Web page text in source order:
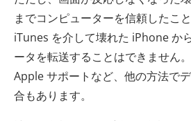
までコンピューターを信頼したこ
iTunes を介して壊れた iPhone か
ータを転送することはできません
Apple サポートなど、他の方法で
合もあります。